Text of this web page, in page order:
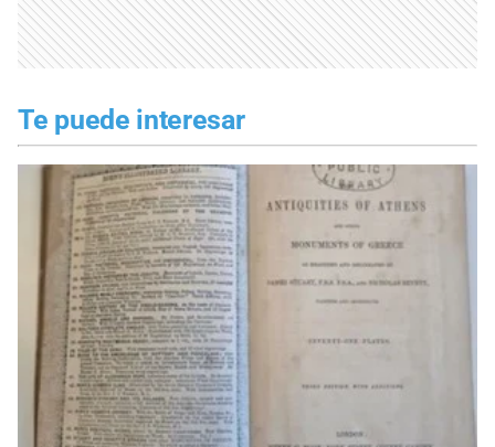
Te puede interesar